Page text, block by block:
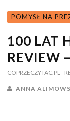
POMYSŁ NA
100 LAT
REVIEW
COPRZECZYTAC.PL -
ANNA